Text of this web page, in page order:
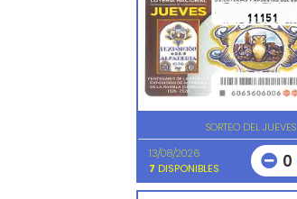
11151
SORTEO DEL JUEVES
13/08/2026
7 DISPONIBLES 0